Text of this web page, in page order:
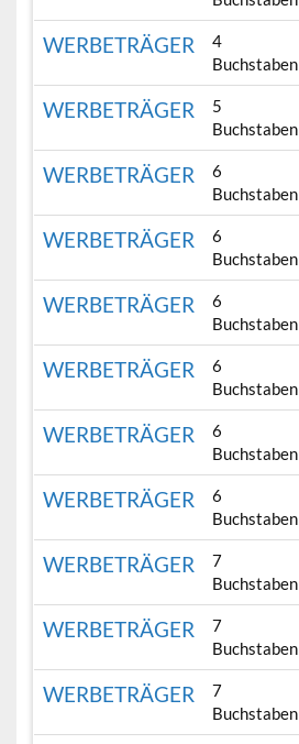
WERBETRÄGER
4
Buchstaben
WERBETRÄGER
5
Buchstaben
WERBETRÄGER
6
Buchstaben
WERBETRÄGER
6
Buchstaben
WERBETRÄGER
6
Buchstaben
WERBETRÄGER
6
Buchstaben
WERBETRÄGER
6
Buchstaben
WERBETRÄGER
6
Buchstaben
WERBETRÄGER
7
Buchstaben
WERBETRÄGER
7
Buchstaben
WERBETRÄGER
7
Buchstaben